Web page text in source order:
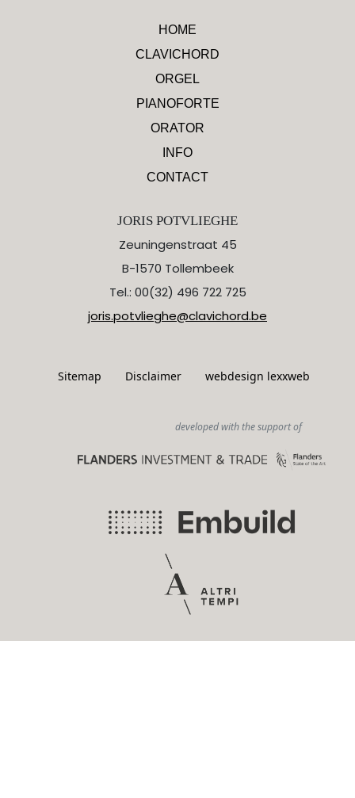
HOME
CLAVICHORD
ORGEL
PIANOFORTE
ORATOR
INFO
CONTACT
JORIS POTVLIEGHE
Zeuningenstraat 45
B-1570 Tollembeek
Tel.: 00(32) 496 722 725
joris.potvlieghe@clavichord.be
Sitemap Disclaimer webdesign lexxweb
developed with the support of